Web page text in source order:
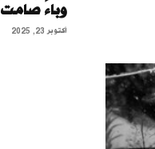
وباء صامت
أكتوبر 23, 2025